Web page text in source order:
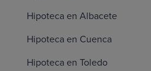
Hipoteca en Albacete
Hipoteca en Cuenca
Hipoteca en Toledo